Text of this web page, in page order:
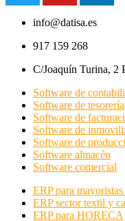
info@datisa.es
917 159 268
C/Joaquín Turina, 2
Software de
Software de tesorería
Software de
Software de
Software de
Software almacén
Software comercial
ERP para
ERP sector textil y
ERP para HORECA